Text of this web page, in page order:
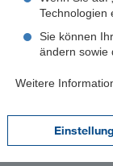
Technologien
Sie können
ändern sowie
Weitere